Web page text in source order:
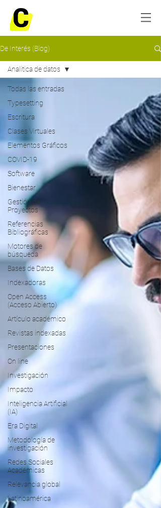
De Interés (Blog)
Todas las entradas
Typesetting
Escritura
Clases Virtuales
Elementos Gráficos
COVID-19
Software
Bienestar
Gestión de
Proyectos
Referencias
Bibliográficas
Motores de
búsqueda
Bases de Datos
Indexadoras
Open Access
(Acceso Abierto)
Artículo académico
Revistas indexadas
Presentaciones
On line
Investigación
Impacto
Inteligencia Artificial
(IA)
Era Digital
Metodología de
investigación
Redes Sociales
Académicas
Relevancia global
Latinoamérica
Analitica de datos